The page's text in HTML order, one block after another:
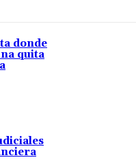
donde
quita